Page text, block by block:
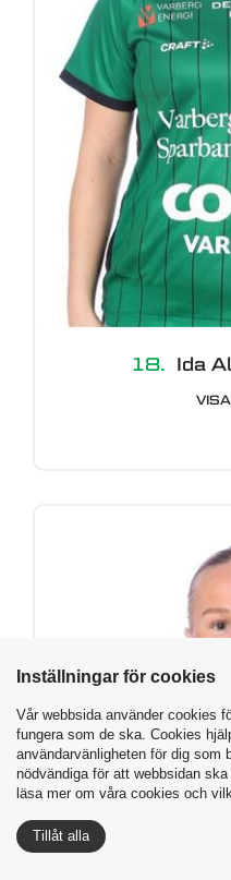
18. Ida
Inställningar för cookies
Vår webbsida använder cookies
fungera som de ska. Cookies
användarvänligheten för dig som
nödvändiga för att webbsidan
läsa mer om våra cookies och
Tillåt alla